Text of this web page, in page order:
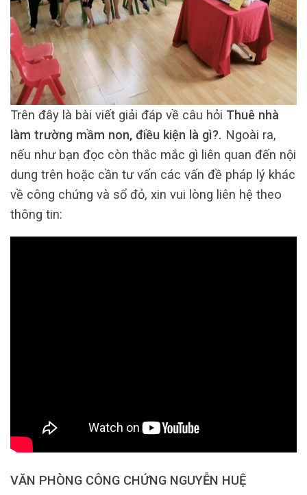
Trên đây là bài viết giải đáp về câu hỏi Thuê nhà
làm trường mầm non, điều kiện là gì?. Ngoài ra,
nếu như bạn đọc còn thắc mắc gì liên quan đến nội
dung trên hoặc cần tư vấn các vấn đề pháp lý khác
về công chứng và sổ đỏ, xin vui lòng liên hệ theo
thông tin:
VĂN PHÒNG CÔNG CHỨNG NGUYỄN HUỆ